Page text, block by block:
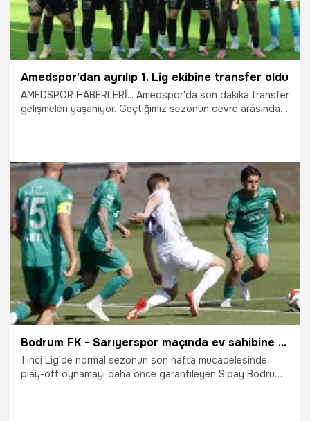
Amedspor'dan ayrılıp 1. Lig ekibine transfer oldu
AMEDSPOR HABERLERİ... Amedspor'da son dakika transfer
gelişmeleri yaşanıyor. Geçtiğimiz sezonun devre arasında
19.06.2026 Diyarbakır
Bodrum FK - Sarıyerspor maçında ev sahibine soğuk duş!
1’inci Lig'de normal sezonun son hafta mücadelesinde
play-off oynamayı daha önce garantileyen Sipay Bodrum